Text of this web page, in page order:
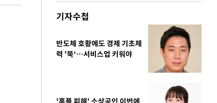
기자수첩
반도체 호황에도 경제 기초체
력 '뚝‘…서비스업 키워야